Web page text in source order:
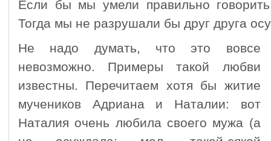
Если бы мы умели правильно
Тогда мы не разрушали бы друг друга
Не надо думать, что это вовсе
невозможно. Примеры такой любви
известны. Перечитаем хотя бы житие
мучеников Адриана и Наталии: вот
Наталия очень любила своего мужа (а